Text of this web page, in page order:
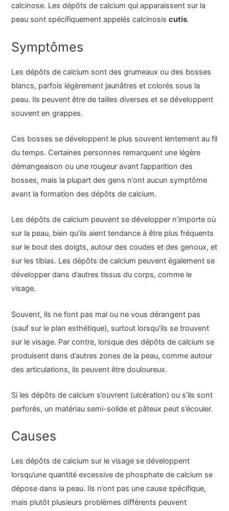
calcinose. Les dépôts de calcium qui apparaissent sur la
peau sont spécifiquement appelés calcinosiscutis.
Symptômes
Les dépôts de calcium sont des grumeaux ou des bosses
blancs, parfois légèrement jaunâtres et colorés sous la
peau. Ils peuvent être de tailles diverses et se développent
souvent en grappes.
Ces bosses se développent le plus souvent lentement au fil
du temps. Certaines personnes remarquent une légère
démangeaison ou une rougeur avant l’apparition des
bosses, mais la plupart des gens n’ont aucun symptôme
avant la formation des dépôts de calcium.
Les dépôts de calcium peuvent se développer n’importe où
sur la peau, bien qu’ils aient tendance à être plus fréquents
sur le bout des doigts, autour des coudes et des genoux, et
sur les tibias. Les dépôts de calcium peuvent également se
développer dans d’autres tissus du corps, comme le
visage.
Souvent, ils ne font pas mal ou ne vous dérangent pas
(sauf sur le plan esthétique), surtout lorsqu’ils se trouvent
sur le visage. Par contre, lorsque des dépôts de calcium se
produisent dans d’autres zones de la peau, comme autour
des articulations, ils peuvent être douloureux.
Si les dépôts de calcium s’ouvrent (ulcération) ou s’ils sont
perforés, un matériau semi-solide et pâteux peut s’écouler.
Causes
Les dépôts de calcium sur le visage se développent
lorsqu’une quantité excessive de phosphate de calcium se
dépose dans la peau. Ils n’ont pas une cause spécifique,
mais plutôt plusieurs problèmes différents peuvent